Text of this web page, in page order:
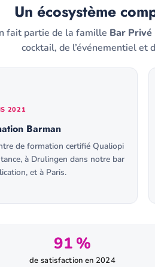
Un écosystème
fait partie de la famille Bar Privé
cocktail, de l’événementiel et
2021
Barman
de formation certifié Qualiopi
à Drulingen dans notre bar
et à Paris.
91 %
de satisfaction en 2024